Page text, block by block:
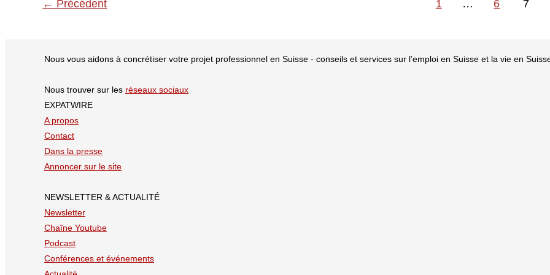
← Précédent 1 … 6 7
Nous vous aidons à concrétiser votre projet professionnel en Suisse - conseils et services sur l’emploi en Suisse et la vie en
Nous trouver sur les réseaux sociaux
EXPATWIRE
A propos
Contact
Dans la presse
Annoncer sur le site
NEWSLETTER & ACTUALITÉ
Newsletter
Chaîne Youtube
Podcast
Conférences et événements